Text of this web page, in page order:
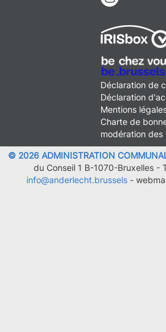
MENU
FOOTER
LEGAL
Déclaration de
Déclaration
Mentions
Charte de
modération des
© 2026 ADMINISTRATION
du Conseil 1 B-1070-Bruxelles -
info@anderlecht.brussels-